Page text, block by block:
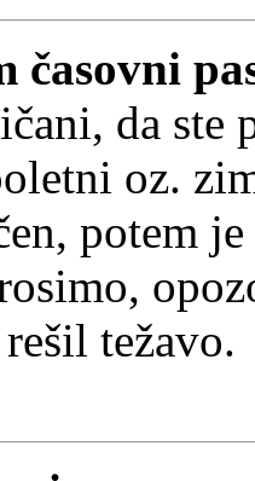
časovni
da
oz.
potem
težavo.